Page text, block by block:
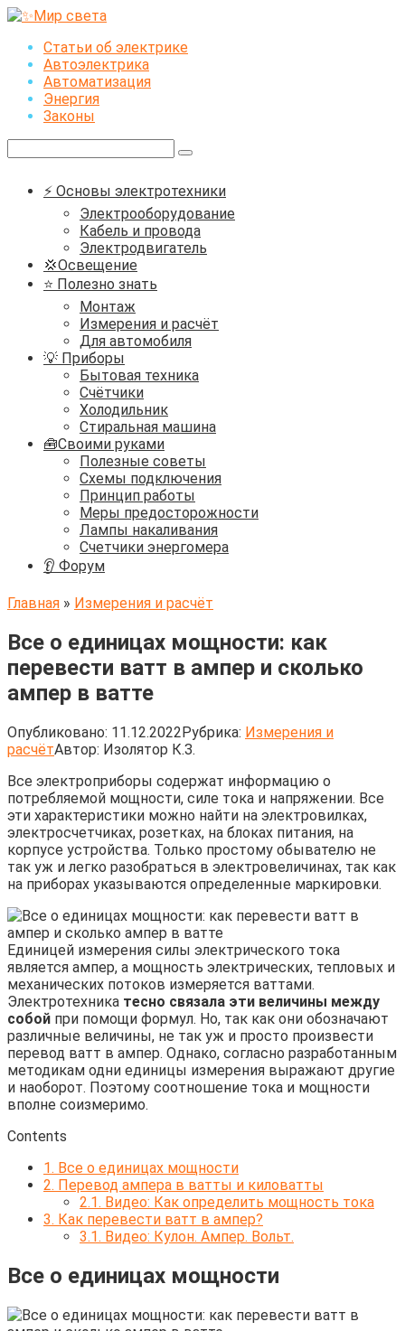
Перейти
контентуСтатьи об электрике
Автоэлектрика
Автоматизация
Энергия
Законы
⚡ Основы электротехники
Электрооборудование
Кабель и провода
Электродвигатель
💢Освещение
⭐ Полезно знать
Монтаж
Измерения и расчёт
Для автомобиля
💡 Приборы
Бытовая техника
Счётчики
Холодильник
Стиральная машина
🧰Своими руками
Полезные советы
Схемы подключения
Принцип работы
Меры предосторожности
Лампы накаливания
Счетчики энергомера
👂 Форум
Главная » Измерения и расчёт
Все о единицах мощности: как
перевести ватт в ампер и сколько
ампер в ватте
Опубликовано: 11.12.2022Рубрика: Измерения и
расчётАвтор: Изолятор К.З.
Все электроприборы содержат информацию о
потребляемой мощности, силе тока и напряжении. Все
эти характеристики можно найти на электровилках,
электросчетчиках, розетках, на блоках питания, на
корпусе устройства. Только простому обывателю не
так уж и легко разобраться в электровеличинах, так как
на приборах указываются определенные маркировки.
Единицей измерения силы электрического тока
является ампер, а мощность электрических, тепловых и
механических потоков измеряется ваттами.
Электротехника тесно связала эти величины между
собой при помощи формул. Но, так как они обозначают
различные величины, не так уж и просто произвести
перевод ватт в ампер. Однако, согласно разработанным
методикам одни единицы измерения выражают другие
и наоборот. Поэтому соотношение тока и мощности
вполне соизмеримо.
Contents
1. Все о единицах мощности
2. Перевод ампера в ватты и киловатты
2.1. Видео: Как определить мощность тока
3. Как перевести ватт в ампер?
3.1. Видео: Кулон. Ампер. Вольт.
Все о единицах мощности